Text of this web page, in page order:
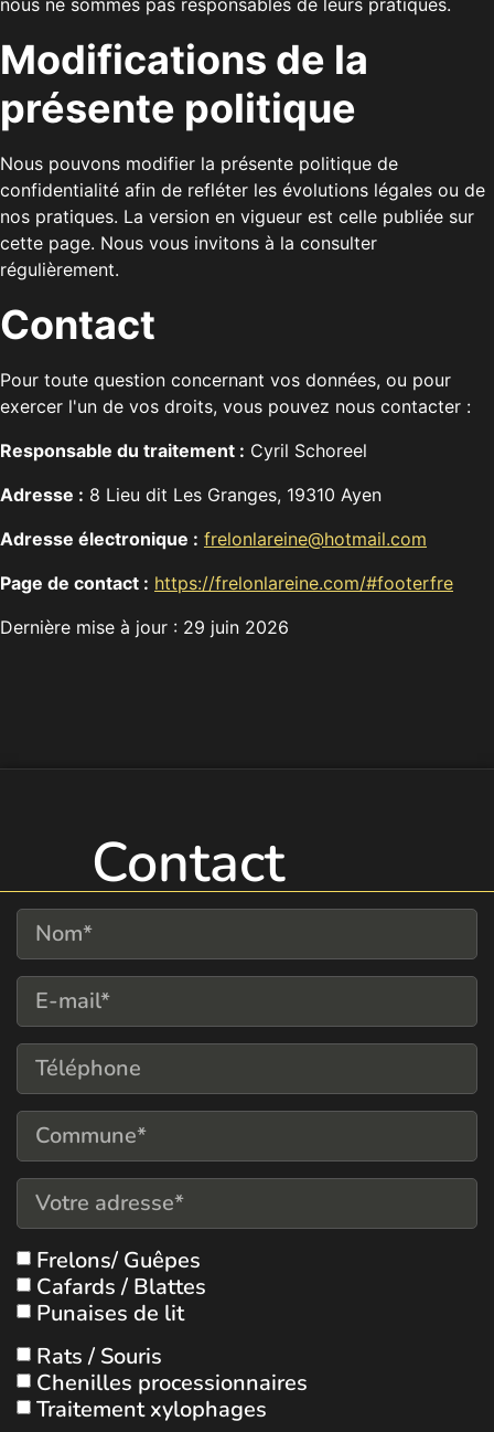
nous ne sommes pas responsables de leurs pratiques.
Modifications de la
présente politique
Nous pouvons modifier la présente politique de
confidentialité afin de refléter les évolutions légales ou de
nos pratiques. La version en vigueur est celle publiée sur
cette page. Nous vous invitons à la consulter
régulièrement.
Contact
Pour toute question concernant vos données, ou pour
exercer l'un de vos droits, vous pouvez nous contacter :
Responsable du traitement : Cyril Schoreel
Adresse : 8 Lieu dit Les Granges, 19310 Ayen
Adresse électronique : frelonlareine@hotmail.com
Page de contact : https://frelonlareine.com/#footerfre
Dernière mise à jour : 29 juin 2026
Contact
Frelons/ Guêpes
Cafards / Blattes
Punaises de lit
Rats / Souris
Chenilles processionnaires
Traitement xylophages